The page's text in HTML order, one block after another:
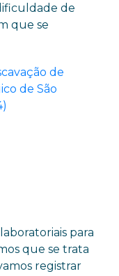
de
que se
para
que se trata
registrar